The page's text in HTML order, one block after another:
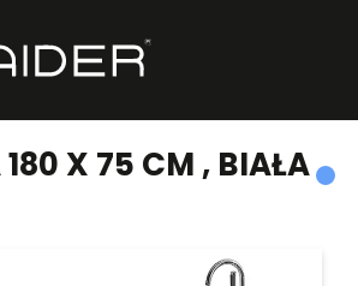
X 75 CM , BIAŁA